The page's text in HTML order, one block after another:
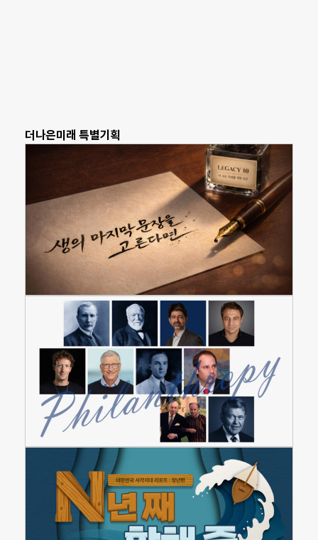
더나은미래 특별기획